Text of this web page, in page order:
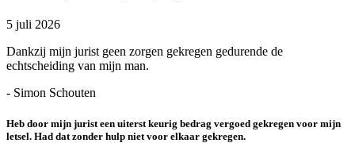
5 juli 2026
Dankzij mijn jurist geen zorgen gekregen gedurende de
echtscheiding van mijn man.
- Simon Schouten
Heb door mijn jurist een uiterst keurig bedrag vergoed gekregen voor mijn
letsel. Had dat zonder hulp niet voor elkaar gekregen.